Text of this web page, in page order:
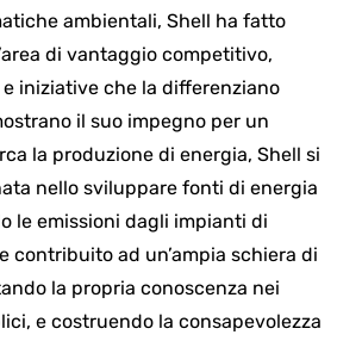
ambientali, Shell ha fatto
di vantaggio competitivo,
iniziative che la differenziano
il suo impegno per un
la produzione di energia, Shell si
nello sviluppare fonti di energia
le emissioni dagli impianti di
contribuito ad un’ampia schiera di
la propria conoscenza nei
e costruendo la consapevolezza